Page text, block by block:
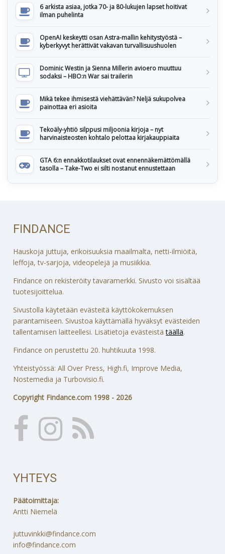
6 arkista asiaa, jotka 70- ja 80-lukujen lapset hoitivat
ilman puhelinta
OpenAI keskeytti osan Astra-mallin kehitystyöstä –
kyberkyvyt herättivät vakavan turvallisuushuolen
Dominic Westin ja Sienna Millerin avioero muuttuu
sodaksi – HBO:n War sai trailerin
Mikä tekee ihmisestä viehättävän? Neljä sukupolvea
painottaa eri asioita
Tekoäly-yhtiö silppusi miljoonia kirjoja – nyt
harvinaisteosten kohtalo pelottaa kirjakauppiaita
GTA 6:n ennakkotilaukset ovat ennennäkemättömällä
tasolla – Take-Two ei silti nostanut ennustettaan
FINDANCE
Hauskoja juttuja, erikoisuuksia maailmalta, netti-ilmiöitä,
leffoja, tv-sarjoja, videopelejä ja musiikkia.
Findance on rekisteröity tavaramerkki. Sivusto voi sisältää
tuotesijoittelua.
Sivustolla käytetään evästeitä käyttökokemuksen
parantamiseen. Sivustoa käyttämällä hyväksyt evästeiden
tallentamisen laitteellesi. Lisätietoja evästeistätäällä.
Findance on perustettu 20. huhtikuuta 1998.
Yhteistyössä: All Over Press, High.fi, Improve Media,
Nostemedia ja Turbovisio.fi.
Copyright Findance.com 1998 - 2026
YHTEYS
Päätoimittaja:
Antti Niemelä
juttuvinkki@findance.com
info@findance.com